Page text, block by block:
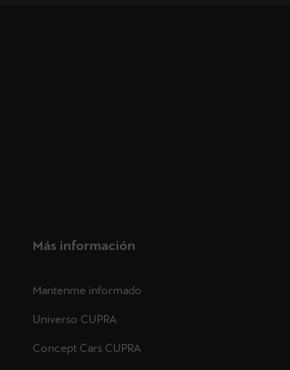
Más información
Mantenme informado
Universo CUPRA
Concept Cars CUPRA